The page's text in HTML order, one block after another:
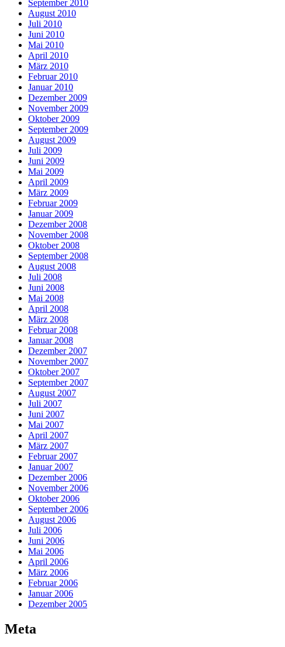
September 2010
August 2010
Juli 2010
Juni 2010
Mai 2010
April 2010
März 2010
Februar 2010
Januar 2010
Dezember 2009
November 2009
Oktober 2009
September 2009
August 2009
Juli 2009
Juni 2009
Mai 2009
April 2009
März 2009
Februar 2009
Januar 2009
Dezember 2008
November 2008
Oktober 2008
September 2008
August 2008
Juli 2008
Juni 2008
Mai 2008
April 2008
März 2008
Februar 2008
Januar 2008
Dezember 2007
November 2007
Oktober 2007
September 2007
August 2007
Juli 2007
Juni 2007
Mai 2007
April 2007
März 2007
Februar 2007
Januar 2007
Dezember 2006
November 2006
Oktober 2006
September 2006
August 2006
Juli 2006
Juni 2006
Mai 2006
April 2006
März 2006
Februar 2006
Januar 2006
Dezember 2005
Meta